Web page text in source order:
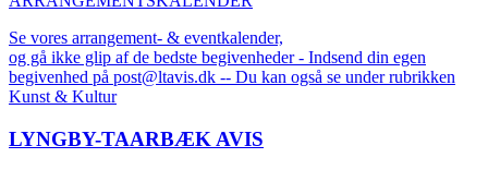
Se vores arrangement- & eventkalender,
og gå ikke glip af de bedste begivenheder - Indsend din egen
begivenhed på post@ltavis.dk -- Du kan også se under rubrikken
Kunst & Kultur
LYNGBY-TAARBÆK AVIS